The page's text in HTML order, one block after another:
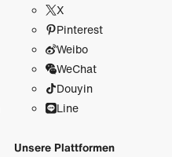
X
Pinterest
Weibo
WeChat
Douyin
Line
Unsere Plattformen